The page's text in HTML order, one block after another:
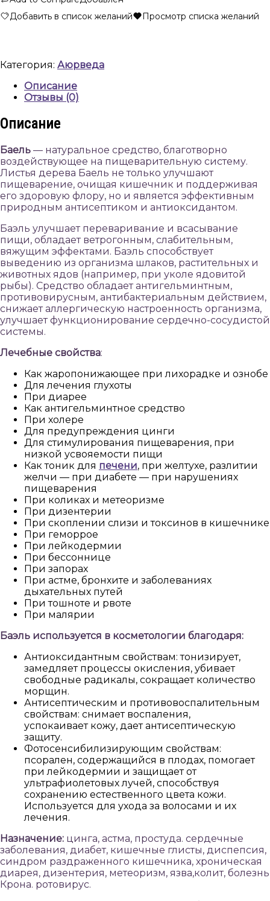
60
таблеток,
60
tabs,
Himalaya
Добавить в список желаний
Просмотр списка желаний
Категория: Аюрведа
Описание
Отзывы (0)
Описание
Баель — натуральное средство, благотворно
воздействующее на пищеварительную систему.
Листья дерева Баель не только улучшают
пищеварение, очищая кишечник и поддерживая
его здоровую флору, но и является эффективным
природным антисептиком и антиоксидантом.
Баэль улучшает переваривание и всасывание
пищи, обладает ветрогонным, слабительным,
вяжущим эффектами. Баэль способствует
выведению из организма шлаков, растительных и
животных ядов (например, при уколе ядовитой
рыбы). Средство обладает антигельминтным,
противовирусным, антибактериальным действием,
снижает аллергическую настроенность организма,
улучшает функционирование сердечно-сосудистой
системы.
Лечебные свойства:
Как жаропонижающее при лихорадке и ознобе
Для лечения глухоты
При диарее
Как антигельминтное средство
При холере
Для предупреждения цинги
Для стимулирования пищеварения, при
низкой усвояемости пищи
Как тоник для печени, при желтухе, разлитии
желчи — при диабете — при нарушениях
пищеварения
При коликах и метеоризме
При дизентерии
При скоплении слизи и токсинов в кишечнике
При геморрое
При лейкодермии
При бессоннице
При запорах
При астме, бронхите и заболеваниях
дыхательных путей
При тошноте и рвоте
При малярии
Баэль используется в косметологии благодаря:
Антиоксидантным свойствам: тонизирует,
замедляет процессы окисления, убивает
свободные радикалы, сокращает количество
морщин.
Антисептическим и противовоспалительным
свойствам: снимает воспаления,
успокаивает кожу, дает антисептическую
защиту.
Фотосенсибилизирующим свойствам:
псорален, содержащийся в плодах, помогает
при лейкодермии и защищает от
ультрафиолетовых лучей, способствуя
сохранению естественного цвета кожи.
Используется для ухода за волосами и их
лечения.
Назначение: цинга, астма, простуда. сердечные
заболевания, диабет, кишечные глисты, диспепсия,
синдром раздраженного кишечника, хроническая
диарея, дизентерия, метеоризм, язва,колит, болезнь
Крона. ротовирус.